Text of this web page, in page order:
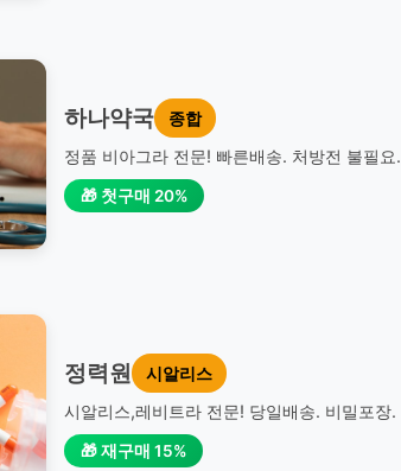
하나약국
종합
정품 비아그라 전문! 빠른배송. 처방전 불필요.
🎁 첫구매 20%
정력원
시알리스
시알리스,레비트라 전문! 당일배송. 비밀포장.
🎁 재구매 15%